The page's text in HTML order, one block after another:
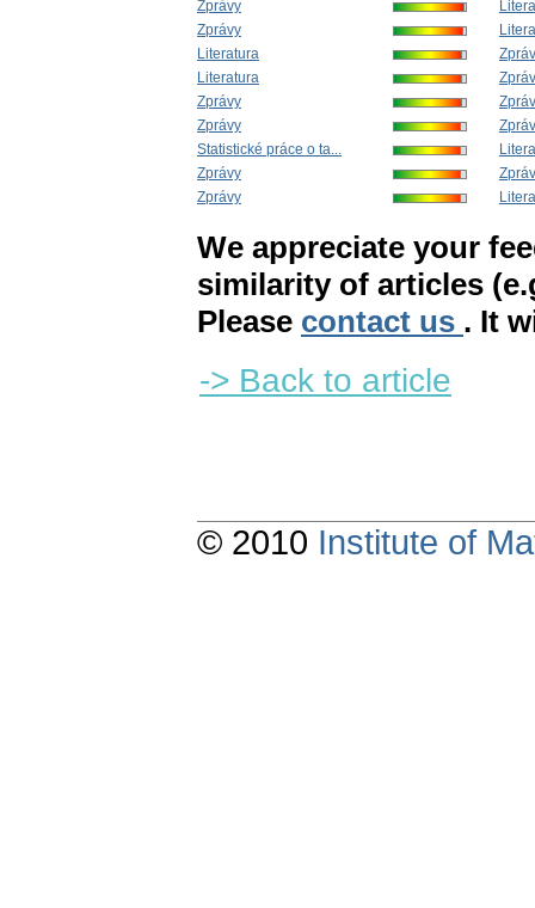
Zprávy
Zprávy
Literatura
Literatura
Zprávy
Zprávy
Statistické práce o ta...
Zprávy
Zprávy
We appreciate your
similarity of articles
Please contact us . It
-> Back to article
© 2010 Institute of